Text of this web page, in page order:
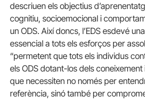
descriuen els objectius
cognitiu, socioemocional i
un ODS. Així doncs, l’EDS esdevé
essencial a tots els esforços per
“permetent que tots els individus
els ODS dotant-los dels
que necessiten no només per
referència, sinó també per